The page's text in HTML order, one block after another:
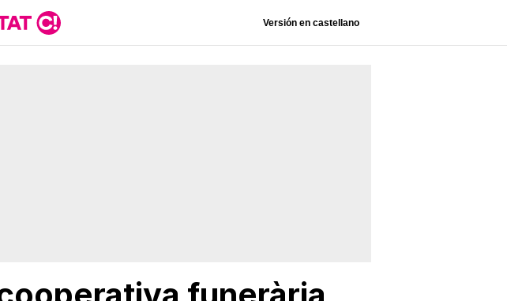
Versión en castellano